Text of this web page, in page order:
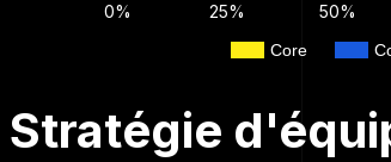
Core
0% 25% 50%
Stratégie